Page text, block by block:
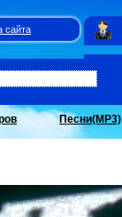
сайта
Песни(MP3)